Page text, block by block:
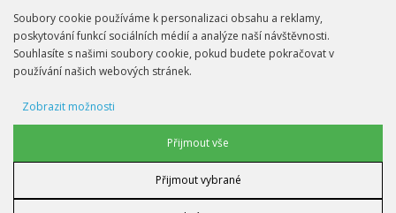
Hotovo
Soubory cookie používáme k personalizaci obsahu a reklamy,
poskytování funkcí sociálních médií a analýze naší návštěvnosti.
Souhlasíte s našimi soubory cookie, pokud budete pokračovat v
používání našich webových stránek.
Zobrazit možnosti
Soubory cookie uživatelských dat
Přijmout vše
Přijmout vybrané